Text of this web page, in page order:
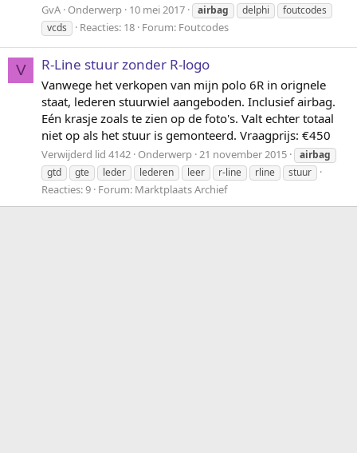
GvA Onderwerp 10 mei 2017 airbag delphi
foutcodes
vcds
Reacties: 18 Forum: Foutcodes
V R-Line stuur zonder R-logo
Vanwege het verkopen van mijn polo 6R in orignele
staat, lederen stuurwiel aangeboden. Inclusief airbag.
Eén krasje zoals te zien op de foto's. Valt echter totaal
niet op als het stuur is gemonteerd. Vraagprijs: €450
Verwijderd lid 4142 Onderwerp 21 november 2015
airbag
gtd
gte leder lederen leer r-line rline stuur
Reacties: 9 Forum: Marktplaats Archief